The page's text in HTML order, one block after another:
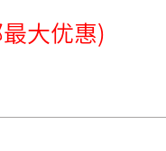
大优惠)